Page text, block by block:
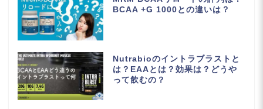
BCAA +G 1000との違いは？
Nutrabioのイントラブラストと
は？EAAとは？効果は？どうや
って飲むの？